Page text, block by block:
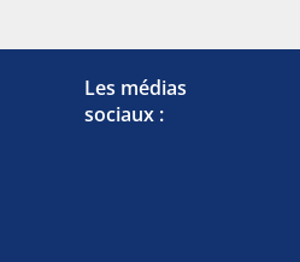
Les médias
sociaux :